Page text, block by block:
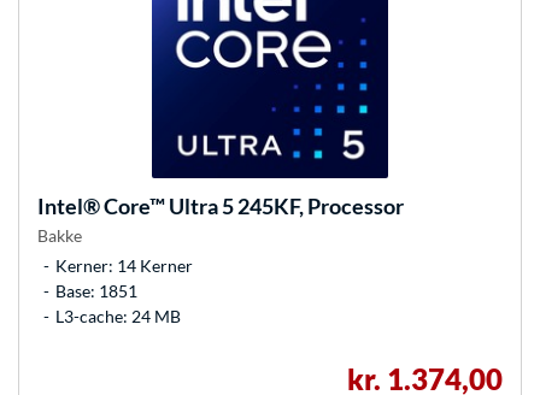
Intel®Core™ Ultra 5 245KF, Processor
Bakke
Kerner: 14 Kerner
Base: 1851
L3-cache: 24 MB
kr. 1.374,00